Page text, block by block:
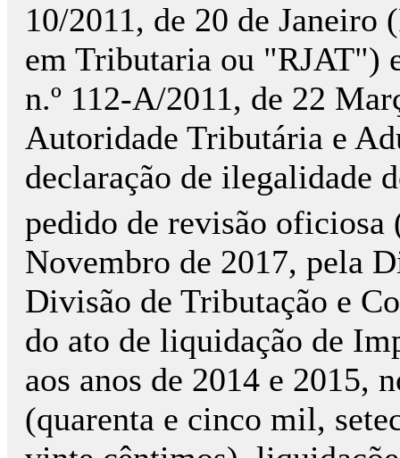
10/2011, de 20 de
em Tributaria ou "RJAT")
n.º 112-A/2011, de 22
Autoridade Tributária e
declaração de ilegalidade
pedido de revisão oficiosa
Novembro de 2017, pela
Divisão de Tributação e
do ato de liquidação de
aos anos de 2014 e 2015,
(quarenta e cinco mil,